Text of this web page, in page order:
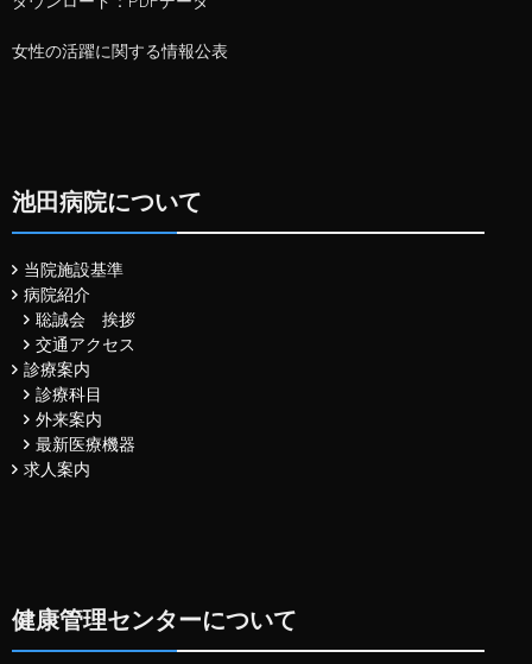
女性の活躍に関する情報公表
池田病院について
当院施設基準
病院紹介
聡誠会 挨拶
交通アクセス
診療案内
診療科目
外来案内
最新医療機器
求人案内
健康管理センターについて